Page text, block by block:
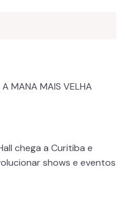
MANA MAIS VELHA
chega a Curitiba e
shows e eventos